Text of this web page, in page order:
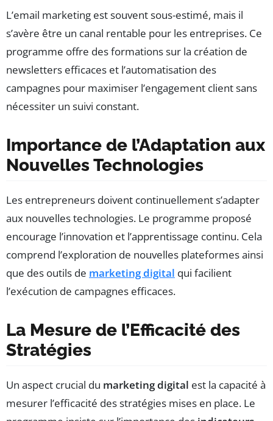
L’email marketing est souvent sous-estimé, mais il
s’avère être un canal rentable pour les entreprises. Ce
programme offre des formations sur la création de
newsletters efficaces et l’automatisation des
campagnes pour maximiser l’engagement client sans
nécessiter un suivi constant.
Importance de l’Adaptation aux
Nouvelles Technologies
Les entrepreneurs doivent continuellement s’adapter
aux nouvelles technologies. Le programme proposé
encourage l’innovation et l’apprentissage continu. Cela
comprend l’exploration de nouvelles plateformes ainsi
que des outils de marketing digital qui facilient
l’exécution de campagnes efficaces.
La Mesure de l’Efficacité des
Stratégies
Un aspect crucial du marketing digital est la capacité à
mesurer l’efficacité des stratégies mises en place. Le